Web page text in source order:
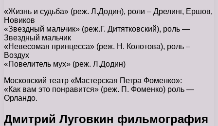
«Жизнь и судьба» (реж. Л.Додин), роли – Дрелинг, Ершов,
Новиков
«Звездный мальчик» (реж.Г. Дитятковский), роль —
Звездный мальчик
«Невесомая принцесса» (реж. Н. Колотова), роль –
Воздух
«Повелитель мух» (реж. Л.Додин)
Московский театр «Мастерская Петра Фоменко»:
«Как вам это понравится» (реж. П. Фоменко) роль —
Орландо.
Дмитрий Луговкин фильмография